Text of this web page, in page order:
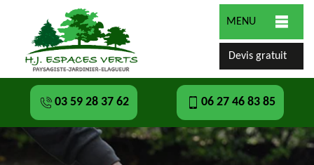
MENU
Devis gratuit
03 59 28 37 62 06 27 46 83 85